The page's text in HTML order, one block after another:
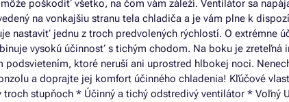
poškodiť všetko, na čom vám záleží. Ventilátor sa
na vonkajšiu stranu tela chladiča a je vám plne k
nastaviť jednu z troch predvolených rýchlostí. O extrémne
vysokú účinnosť s tichým chodom. Na boku je zreteľná
podsvietením, ktoré neruší ani uprostred hlbokej noci.
a doprajte jej komfort účinného chladenia! Kľúčové
stupňoch * Účinný a tichý odstredivý ventilátor * Voľný